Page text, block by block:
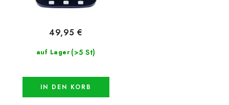
auf Lager (>5 St)
49,95 €
IN DEN KORB